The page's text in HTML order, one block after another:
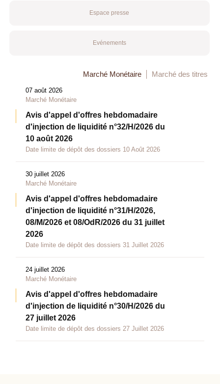
Espace presse
Evénements
Marché Monétaire Marché des titres
07 août 2026
Marché Monétaire
Avis d'appel d'offres hebdomadaire
d'injection de liquidité n°32/H/2026 du
10 août 2026
Date limite de dépôt des dossiers 10 Août 2026
30 juillet 2026
Marché Monétaire
Avis d'appel d'offres hebdomadaire
d'injection de liquidité n°31/H/2026,
08/M/2026 et 08/OdR/2026 du 31 juillet
2026
Date limite de dépôt des dossiers 31 Juillet 2026
24 juillet 2026
Marché Monétaire
Avis d'appel d'offres hebdomadaire
d'injection de liquidité n°30/H/2026 du
27 juillet 2026
Date limite de dépôt des dossiers 27 Juillet 2026